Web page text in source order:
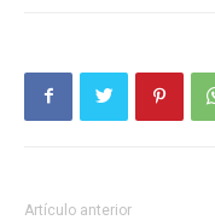
Artículo anterior